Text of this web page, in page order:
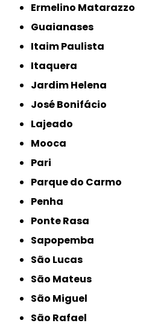
Ermelino Matarazzo
Guaianases
Itaim Paulista
Itaquera
Jardim Helena
José Bonifácio
Lajeado
Mooca
Pari
Parque do Carmo
Penha
Ponte Rasa
Sapopemba
São Lucas
São Mateus
São Miguel
São Rafael